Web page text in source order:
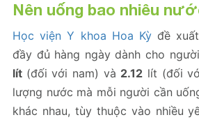
Nên uống bao nhiêu
Học viện Y khoa Hoa Kỳ đề
đầy đủ hàng ngày dành cho
lít (đối với nam) và 2.12 lít (đối
lượng nước mà mỗi người cần
khác nhau, tùy thuộc vào nhiều